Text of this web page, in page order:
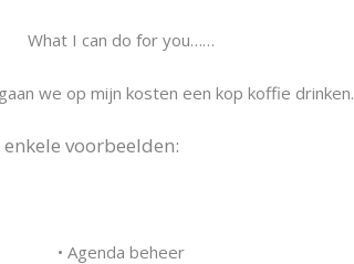
What I can do for you……
we op mijn kosten een kop koffie drinken.
voorbeelden:
• Agenda beheer